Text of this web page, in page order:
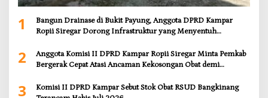
1
Bangun Drainase di Bukit Payung, Anggota DPRD Kampar
Ropii Siregar Dorong Infrastruktur yang Menyentuh
2
Anggota Komisi II DPRD Kampar Ropii Siregar Minta Pemkab
Bergerak Cepat Atasi Ancaman Kekosongan Obat demi
3
Komisi II DPRD Kampar Sebut Stok Obat RSUD Bangkinang